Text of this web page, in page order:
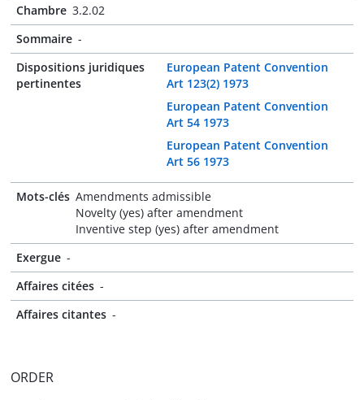
Chambre 3.2.02
Sommaire -
Dispositions juridiques
pertinentes
European Patent Convention
Art 123(2) 1973
European Patent Convention
Art 54 1973
European Patent Convention
Art 56 1973
Mots-clés Amendments admissible
Novelty (yes) after amendment
Inventive step (yes) after amendment
Exergue -
Affaires citées -
Affaires citantes -
ORDER